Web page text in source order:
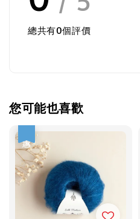
總共有0個評價
您可能也喜歡